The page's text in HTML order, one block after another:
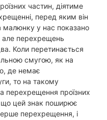
частин, діятиме
перед яким він
малюнку у нас показано
але перехрещень
Коли перетинається
смугою, як на
де немає
то на такому
перехрещення проїзних
що цей знак поширює
перехрещення, і